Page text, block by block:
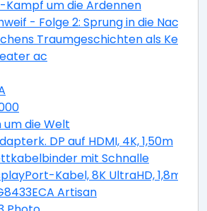
Kampf um die Ardennen
- Folge 2: Sprung in die Nacht
Traumgeschichten als Kekz
ac
um die Welt
DP auf HDMI, 4K, 1,50m
mit Schnalle
Kabel, 8K UltraHD, 1,8m
Artisan